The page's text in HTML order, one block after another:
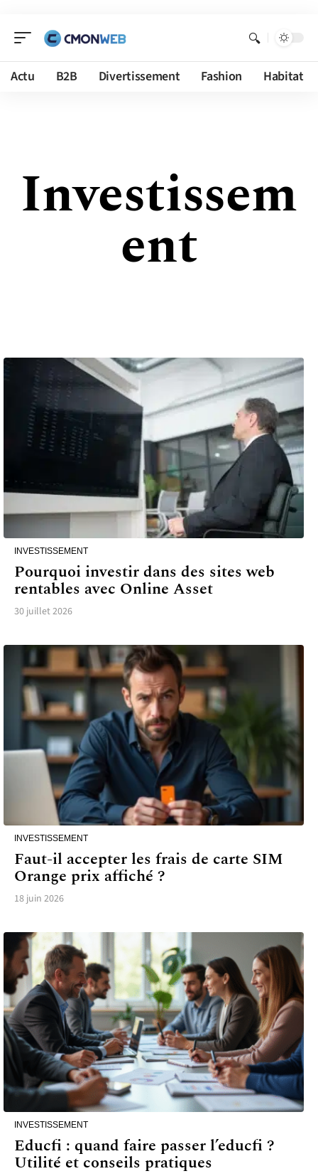
Actu B2B Divertissement Fashion Habitat
Investissem
ent
INVESTISSEMENT
Pourquoi investir dans des sites web
rentables avec Online Asset
30 juillet 2026
INVESTISSEMENT
Faut-il accepter les frais de carte SIM
Orange prix affiché ?
18 juin 2026
INVESTISSEMENT
Educfi : quand faire passer l’educfi ?
Utilité et conseils pratiques